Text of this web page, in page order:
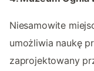
Niesamowite
umożliwia naukę
zaprojektowany